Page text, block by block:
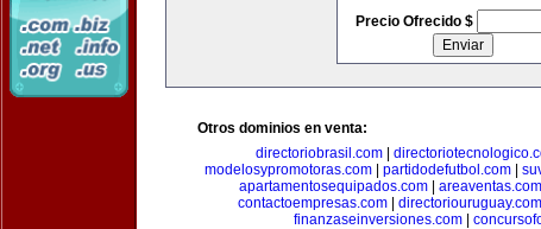
Precio Ofrecido $
Otros dominios en venta:
directoriobrasil.com
modelosypromotoras.com| partidodefutbol.com|
apartamentosequipados.com| areaventas.com
contactoempresas.com
directoriouruguay.com
finanzaseinversiones.com